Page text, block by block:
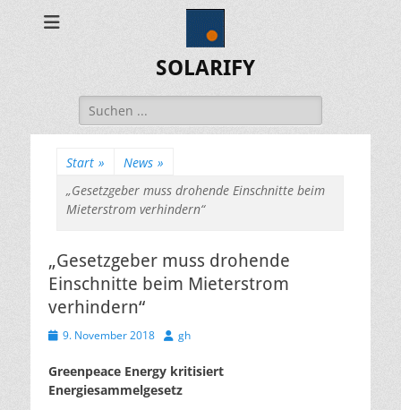
SOLARIFY
Suchen
nach:
Start » News »
„Gesetzgeber muss drohende Einschnitte beim
Mieterstrom verhindern“
„Gesetzgeber muss drohende
Einschnitte beim Mieterstrom
verhindern“
Veröffentlicht
9. November 2018 Autor
gh
Greenpeace Energy kritisiert
Energiesammelgesetz